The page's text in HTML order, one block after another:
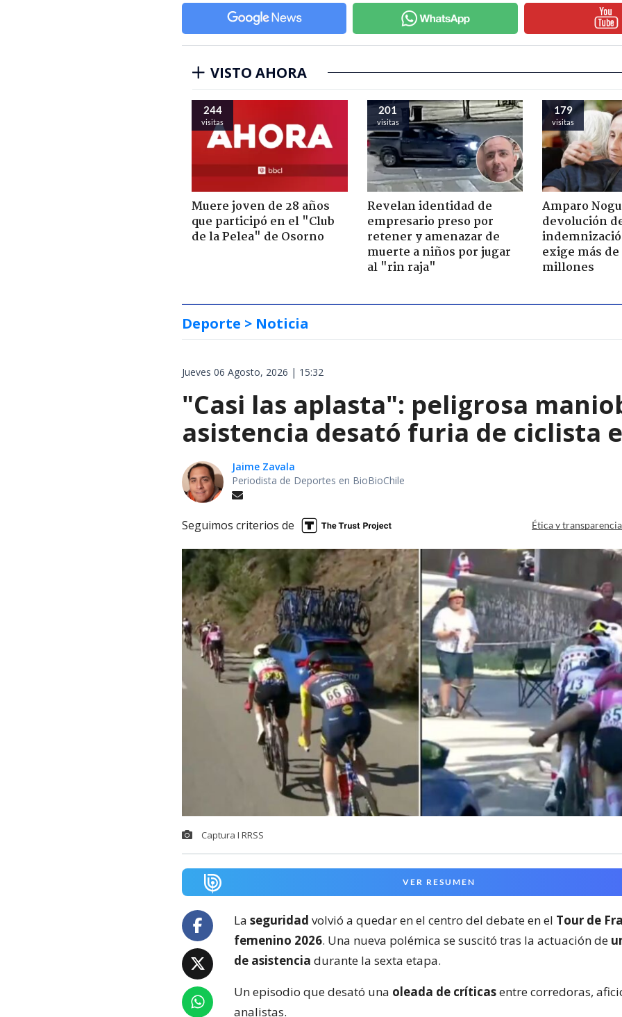
VISTO AHORA
244
visitas
Muere joven de 28 años
que participó en el "Club
de la Pelea" de Osorno
201
visitas
Revelan identidad de
empresario preso por
retener y amenazar de
muerte a niños por jugar
al "rin raja"
179
visitas
Amparo
devolución
exige más
millones
Deporte > Noticia
Jueves 06 Agosto, 2026 | 15:32
"Casi las aplasta": peligrosa
asistencia desató furia de ciclista
Jaime Zavala
Periodista de Deportes en BioBioChile
Seguimos criterios de Ética y
Captura I RRSS
VER RESUMEN
La seguridad volvió a quedar en el centro del debate en el Tour de
femenino 2026. Una nueva polémica se suscitó tras la actuación de
de asistencia durante la sexta etapa.
Un episodio que desató una oleada de críticasentre corredoras,
analistas.